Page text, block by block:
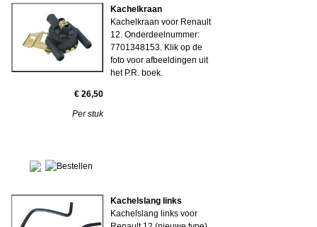
Kachelkraan
Kachelkraan voor Renault
12. Onderdeelnummer:
7701348153. Klik op de
foto voor afbeeldingen uit
het P.R. boek.
€ 26,50
Per stuk
Kachelslang links
Kachelslang links voor